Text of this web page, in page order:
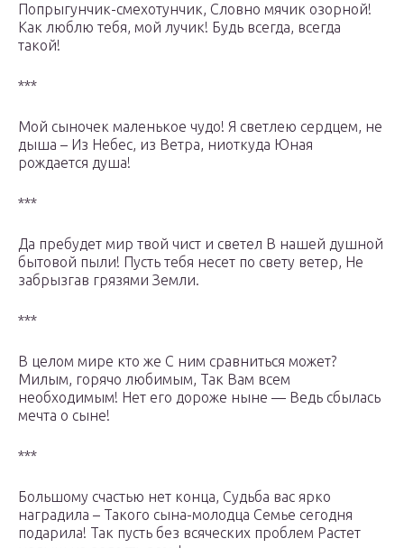
Попрыгунчик-смехотунчик, Словно мячик озорной!
Как люблю тебя, мой лучик! Будь всегда, всегда
такой!
***
Мой сыночек маленькое чудо! Я светлею сердцем, не
дыша – Из Небес, из Ветра, ниоткуда Юная
рождается душа!
***
Да пребудет мир твой чист и светел В нашей душной
бытовой пыли! Пусть тебя несет по свету ветер, Не
забрызгав грязями Земли.
***
В целом мире кто же С ним сравниться может?
Милым, горячо любимым, Так Вам всем
необходимым! Нет его дороже ныне — Ведь сбылась
мечта о сыне!
***
Большому счастью нет конца, Судьба вас ярко
наградила – Такого сына-молодца Семье сегодня
подарила! Так пусть без всяческих проблем Растет